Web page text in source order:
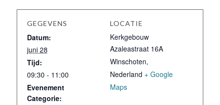
GEGEVENS
Datum:
juni 28
Tijd:
09:30 - 11:00
Evenement
Categorie:
LOCATIE
Kerkgebouw
Azaleastraat 16A
Winschoten,
Nederland + Google
Maps